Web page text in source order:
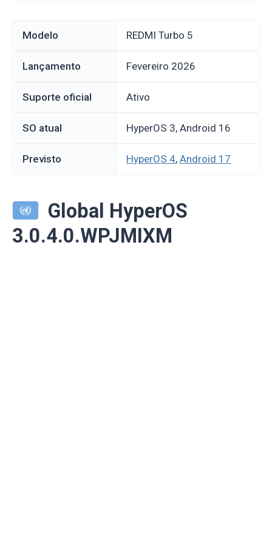
Modelo REDMI Turbo 5
Lançamento fevereiro 2026
Suporte oficial Ativo
SO atual HyperOS 3, Android 16
Previsto HyperOS 4, Android 17
Global HyperOS
3.0.4.0.WPJMIXM